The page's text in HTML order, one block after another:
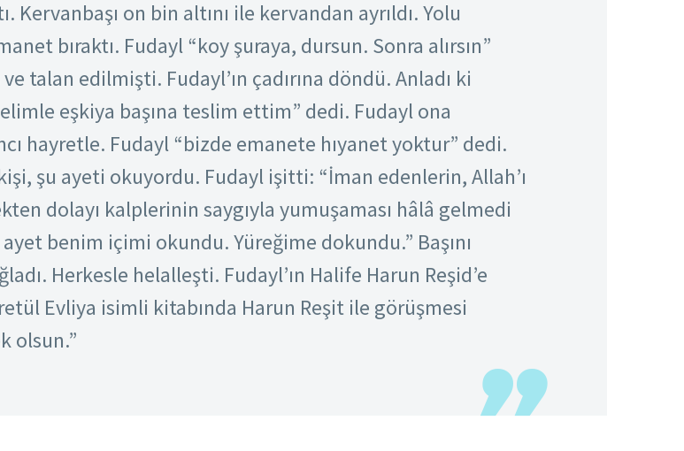
Kervanbaşı on bin altını ile kervandan ayrıldı. Yolu
bıraktı. Fudayl “koy şuraya, dursun. Sonra alırsın”
talan edilmişti. Fudayl’ın çadırına döndü. Anladı ki
elimle eşkiya başına teslim ettim” dedi. Fudayl ona
hayretle. Fudayl “bizde emanete hıyanet yoktur” dedi.
şu ayeti okuyordu. Fudayl işitti: “İman edenlerin, Allah’ı
dolayı kalplerinin saygıyla yumuşaması hâlâ gelmedi
benim içimi okundu. Yüreğime dokundu.” Başını
Herkesle helalleşti. Fudayl’ın Halife Harun Reşid’e
Evliya isimli kitabında Harun Reşit ile görüşmesi
olsun.”